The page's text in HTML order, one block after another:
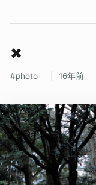
✖
photo 16年前